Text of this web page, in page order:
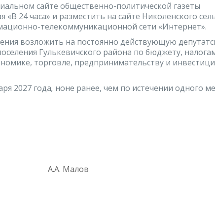
сайте общественно-политической газеты
«В 24 часа» и разместить на сайте Николенского
телекоммуникационной сети «Интернет».
возложить на постоянно действующую
Гулькевичского района по бюджету,
торговле, предпринимательству и
2027 года, ноне ранее, чем по истечении одного
А.А. Малов